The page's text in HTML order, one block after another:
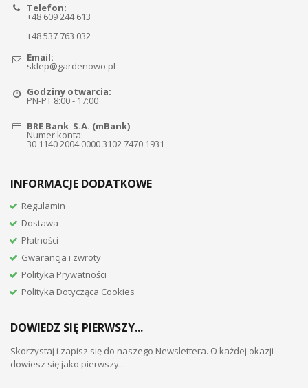
Telefon:
+48 609 244 613
+48 537 763 032
Email:
sklep@gardenowo.pl
Godziny otwarcia:
PN-PT 8:00 - 17:00
BRE Bank S.A. (mBank)
Numer konta:
30 1140 2004 0000 3102 7470 1931
INFORMACJE DODATKOWE
Regulamin
Dostawa
Płatności
Gwarancja i zwroty
Polityka Prywatności
Polityka Dotycząca Cookies
DOWIEDZ SIĘ PIERWSZY...
Skorzystaj i zapisz się do naszego Newslettera. O każdej okazji
dowiesz się jako pierwszy...